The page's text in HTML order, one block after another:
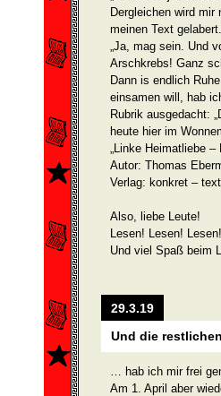
Dergleichen wird mir
meinen Text
„Ja, mag sein. Und
Arschkrebs! Ganz
Dann is endlich
einsamen will, hab
Rubrik ausgedacht:
heute hier im
„Linke Heimatliebe –
Autor: Thomas
Verlag: konkret –
Also, liebe Leute!
Lesen! Lesen! Lesen!
Und viel Spaß beim
29.3.19
Und die
… hab ich mir frei
Am 1. April aber